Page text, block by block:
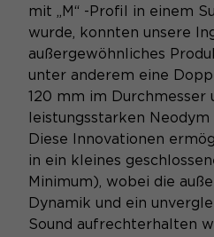
mit „M“ -Profil in einem
wurde, konnten unsere
außergewöhnliches
unter anderem eine
120 mm im Durchmesser
leistungsstarken
Diese Innovationen
in ein kleines
Minimum), wobei die
Dynamik und ein
Sound aufrechterhalten